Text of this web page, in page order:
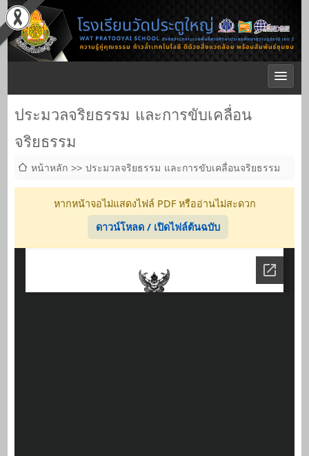
ประมวลจริยธรรม และการขับเคลื่อน
จริยธรรม
หน้าหลัก ประมวลจริยธรรม และการขับเคลื่อนจริยธรรม